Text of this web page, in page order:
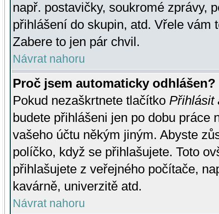
např. postavičky, soukromé zprávy,
přihlášení do skupin, atd. Vřele vám
Zabere to jen pár chvil.
Návrat nahoru
Proč jsem automaticky odhlášen?
Pokud nezaškrtnete tlačítko Přihlásit
budete přihlášeni jen po dobu práce
vašeho účtu někým jiným. Abyste
políčko, když se přihlašujete. Toto
přihlašujete z veřejného počítače,
kavárně, univerzitě atd.
Návrat nahoru